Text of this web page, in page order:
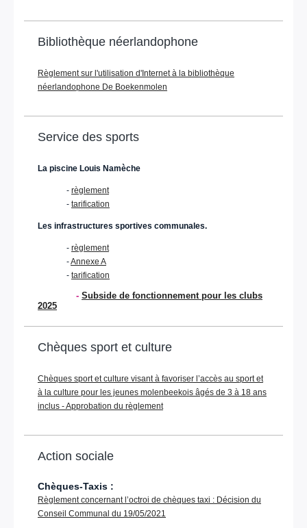
Bibliothèque néerlandophone
Règlement sur l'utilisation d'Internet à la bibliothèque
néerlandophone De Boekenmolen
Service des sports
La piscine Louis Namèche
- règlement
- tarification
Les infrastructures sportives communales.
- règlement
-Annexe A
- tarification
- Subside de fonctionnement pour les clubs
2025
Chèques sport et culture
Chèques sport et culture visant à favoriser l’accès au sport et
à la culture pour les jeunes molenbeekois âgés de 3 à 18 ans
inclus - Approbation du règlement
Action sociale
Chèques-Taxis :
Règlement concernant l’octroi de chèques taxi : Décision du
Conseil Communal du 19/05/2021